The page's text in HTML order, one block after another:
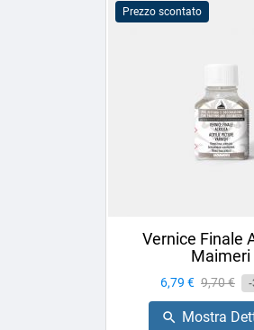
Prezzo scontato
Vernice Finale
Maimeri
Prezzo
6,79 € Prezzo
base
9,70 € -
 Mostra